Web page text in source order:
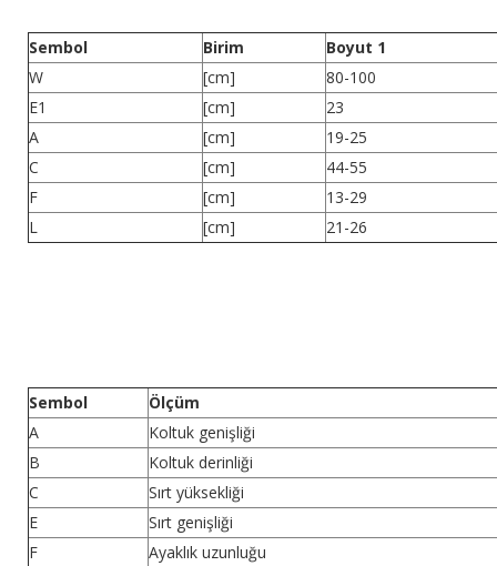
Sembol Birim
Boyut 1
W
[cm]
80-100
E1
[cm]
23
A
[cm]
19-25
C
[cm]
44-55
F
[cm]
13-29
L
[cm] 21-26
Sembol
Ölçüm
A
Koltuk genişliği
B
Koltuk derinliği
C
Sırt yüksekliği
E
Sırt genişliği
F
Ayaklık uzunluğu